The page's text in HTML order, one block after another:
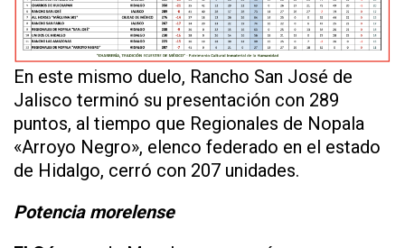
En este mismo duelo, Rancho San José de
Jalisco terminó su presentación con 289
puntos, al tiempo que Regionales de Nopala
«Arroyo Negro», elenco federado en el estado
de Hidalgo, cerró con 207 unidades.
Potencia morelense